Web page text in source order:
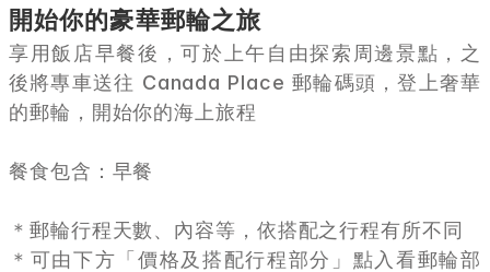
開始你的豪華郵輪之旅
享用飯店早餐後，可於上午自由探索周邊景點，之
後將專車送往 Canada Place 郵輪碼頭，登上奢華
的郵輪，開始你的海上旅程
餐食包含：早餐
＊郵輪行程天數、內容等，依搭配之行程有所不同
＊可由下方「價格及搭配行程部分」點入看郵輪部